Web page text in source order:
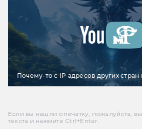
Почему-то с IP адресов других
Если вы нашли опечатку, пожалуйста,
текста и нажмите Ctrl+Enter.